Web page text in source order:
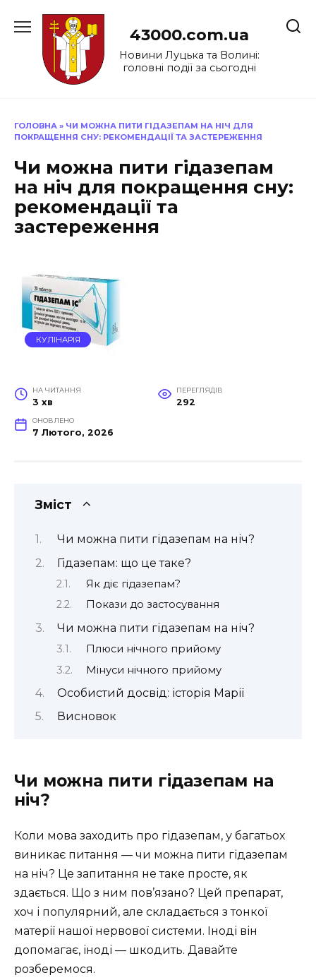
до
43000.com.ua
Новини Луцька та Волині:
головні події за сьогодні
ГОЛОВНА » ЧИ МОЖНА ПИТИ ГІДАЗЕПАМ НА НІЧ ДЛЯ
ПОКРАЩЕННЯ СНУ: РЕКОМЕНДАЦІЇ ТА ЗАСТЕРЕЖЕННЯ
Чи можна пити гідазепам
на ніч для покращення сну:
рекомендації та
застереження
КУЛІНАРІЯ
НА ЧИТАННЯ
3 хв
ПЕРЕГЛЯДІВ
292
ОНОВЛЕНО
7 Лютого, 2026
Зміст
Чи можна пити гідазепам на ніч?
Гідазепам: що це таке?
Як діє гідазепам?
Покази до застосування
Чи можна пити гідазепам на ніч?
Плюси нічного прийому
Мінуси нічного прийому
Особистий досвід: історія Марії
Висновок
Чи можна пити гідазепам на
ніч?
Коли мова заходить про гідазепам, у багатьох
виникає питання — чи можна пити гідазепам
на ніч? Це запитання не таке просте, як
здається. Що з ним пов’язано? Цей препарат,
хоч і популярний, але складається з тонкої
матерії нашої нервової системи. Іноді він
допомагає, іноді — шкодить. Давайте
розберемося.